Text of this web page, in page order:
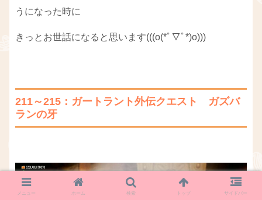
うになった時に
きっとお世話になると思います(((o(*ﾟ▽ﾟ*)o)))
211～215：ガートラント外伝クエスト ガズバ
ランの牙
メニュー ホーム 検索 トップ サイドバー